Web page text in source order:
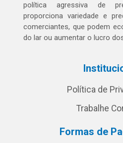
política agressiva de
proporciona variedade e
comerciantes, que podem
do lar ou aumentar o lucro
Política de
Trabalhe
Formas de